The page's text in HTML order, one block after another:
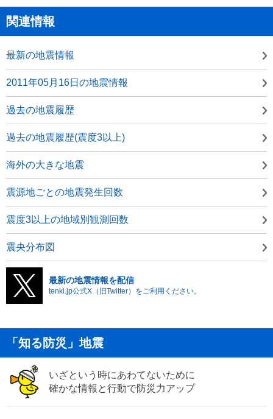
関連情報
最新の地震情報
2011年05月16日の地震情報
過去の地震履歴
過去の地震履歴(震度3以上)
海外の大きな地震
震源地ごとの地震発生回数
震度3以上の地域別観測回数
震央分布図
最新の地震情報を配信
tenki.jp公式X（旧Twitter）をご利用ください。
「知る防災」地震
いざという時にあわてないために
確かな情報と行動で防災力アップ